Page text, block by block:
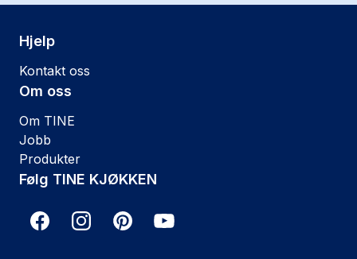
Hjelp
Kontakt oss
Om oss
Om TINE
Jobb
Produkter
Følg TINE KJØKKEN